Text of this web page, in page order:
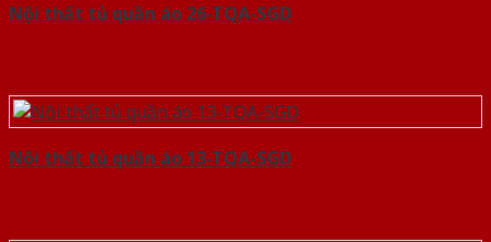
Nội thất tủ quần áo 26-TQA-SGD
Nội thất tủ quần áo 13-TQA-SGD